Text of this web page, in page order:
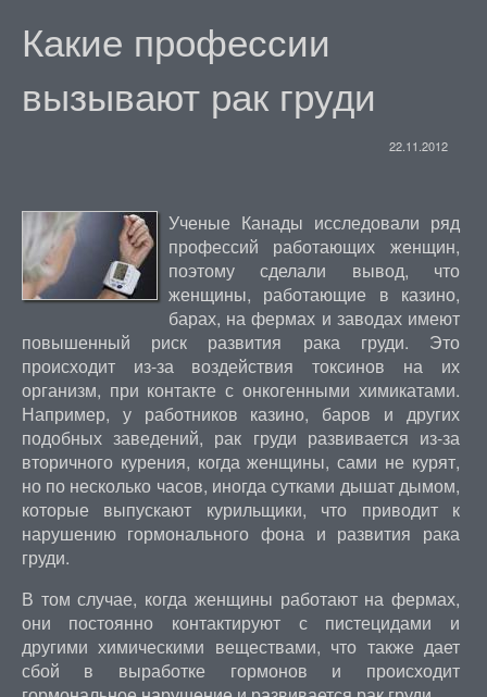
Какие профессии
вызывают рак груди
22.11.2012
Ученые Канады исследовали ряд
профессий работающих женщин,
поэтому сделали вывод, что
женщины, работающие в казино,
барах, на фермах и заводах имеют
повышенный риск развития рака груди. Это
происходит из-за воздействия токсинов на их
организм, при контакте с онкогенными химикатами.
Например, у работников казино, баров и других
подобных заведений, рак груди развивается из-за
вторичного курения, когда женщины, сами не курят,
но по несколько часов, иногда сутками дышат дымом,
которые выпускают курильщики, что приводит к
нарушению гормонального фона и развития рака
груди.
В том случае, когда женщины работают на фермах,
они постоянно контактируют с пистецидами и
другими химическими веществами, что также дает
сбой в выработке гормонов и происходит